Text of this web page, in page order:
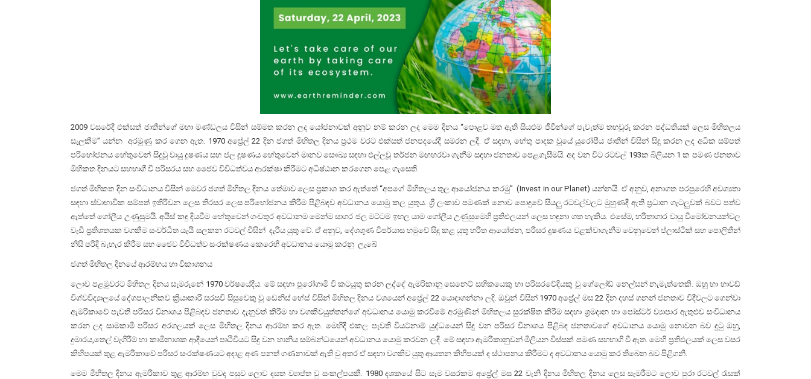
2009 වසරේදී එක්සත් ජාතීන්ගේ මහා මණ්ඩලය විසින් සම්මත කරන ලද යෝජනාවක් අනුව නම් කරන ලද මෙම දිනය “පොළව මත ඇති සියළුම ජීවීන්ගේ පැවැත්ම තහවුරු කරන පද්ධතියක් ලෙස මිහිතලය
සැලකීම” යන්න අරමුණු කර ගෙන ඇත. 1970 අප්‍රේල් 22 දින ජගත් මිහිතල දිනය ප්‍රථම වරට එක්සත් ජනපදයේදී සමරන ලදී. ඒ සඳහා, හේතු පාදක වූයේ යුරෝපීය ජාතීන් විසින් සිදු කරන ලද අධික සම්පත්
පරිභෝජනය හේතුවෙන් සිදුවූ වායු දූෂණය සහ ජල දූෂණය හේතුවෙන් මානව සෞඛ්‍ය සඳහා එල්ලවූ තර්ජන මඟහරවා ගැනීම සඳහා ජනතාව පෙළගැසීමයි. අද වන විට රටවල් 193ක බිලියන 1 ක පමණ ජනතාව
මිහිකත දිනයට සහභාගී වී පරිසරය සහ ජෛව විවිධත්වය ආරක්ෂා කිරීමට අධිෂ්ඨාන කරගෙන පෙළ ගැසෙති.
ජගත් මිහිකත දින සංවිධානය විසින් මෙවර ජගත් මිහිතල දිනය තේමාව ලෙස ප්‍රකාශ කර ඇත්තේ “අපගේ මිහිතලය තුල ආයෝජනය කරමු” (Invest in our Planet) යන්නයි. ඒ අනුව, අනාගත පරපුරෙහි අවශ්‍යතා
සඳහා ස්වාභාවික සම්පත් ඉතිරිවන ලෙස තිරසර ලෙස පරිභෝජනය කිරීම පිළිබඳව අවධානය යොමු කල යුතුය. ශ්‍රී ලංකාව පමණක් නොව පොදුවේ සියලු රටවල්වලට මුහුණදී ඇති ප්‍රධාන ගැටලුවක් බවට පත්ව
ඇත්තේ ගෝලීය උණුසුමයි. අයිස් කඳු දියවීම හේතුවෙන් ගංවතුර අවධානම මෙන්ම සාගර ජල මට්ටම ඉහල යාම ගෝලීය උණුසුමෙහි ප්‍රතිඵලයන් ලෙස හඳුනා ගත හැකිය. එසේම, හරිතාගාර වායු විමෝචනයන්වල
වැඩි ප්‍රතිශතයක වගකීම සංවර්ධිත යැයි සලකන රටවල් විසින් දැරිය යුතු වේ. ඒ අනුව, දේශගුණ විපර්යාස හමුවේ සිදු කළ යුතු හරිත ආයෝජන, පරිසර දූෂණය වළක්වාගැනීම වෙනුවෙන් ප්ලාස්ටික් සහ පොලිතීන්
නිසි පරිදි බැහැර කිරීම සහ ජෛව විවිධත්ව සංරක්ෂණය කෙරෙහි අවධානය යොමු කරනු ලැබේ
ජගත් මිහිතල දිනයේ ආරම්භය හා විකාශනය
ලොව පළමුවරට මිහිතල දිනය සැමරුනේ 1970 වර්ෂයේදීය. මේ සඳහා පුරෝගාමී වී කටයුතු කරන ලද්දේ ඇමරිකානු සෙනෙට් සභිකයෙකු හා පරිසරවේදියකු වු ගේලෝඩ් නෙල්සන් නැමැත්තෙකි. ඔහු හා හාවඩ්
විශ්වවිද්‍යාලයේ දේශපාලනිකව ක්‍රියාකාරී සරසවි සිසුවෙකු වූ ඩෙනිස් හේස් විසින් මිහිතල දිනය වශයෙන් අප්‍රේල් 22 යොදාගන්නා ලදි. ඔවුන් විසින් 1970 අප්‍රේල් මස 22 දින දහස් ගනන් ජනතාව විදීවලට ගෙන්වා
ඇමරිකාවේ පැවති පරිසර විනාශය පිළිබඳව ජනතාව දැනුවත් කිරීම හා වගකිවයුත්තන්ගේ අවධානය යොමු කරවීමේ අරමුණින් මිහිතලය සුරක්ෂිත කිරීම සඳහා ශ්‍රමදාන හා පෝස්ටර් ව්‍යාපාර ඇතුළුව සංවිධානය
කරන ලද සාමකාමී පරිසර අරගලයක් ලෙස මිහිතල දිනය ආරම්භ කර ඇත. මෙහිදී එකල පැවති වියට්නාම් යුද්ධයෙන් සිදු වන පරිසර විනාශය පිළිබඳ ජනතාවගේ අවධානය යොමු නොවන බව දුටු ඔහු,
දුමාරය,තෙල් වැගිරීම් හා කෘමිනාශක ආදීයෙන් පෘථීවියට සිදු වන හානිය සම්බන්ධයෙන් අවධානය යොමු කරවන ලදී. මේ සඳහා ඇමරිකානුවන් මිලියන විස්සක් පමණ සහභාගි වී ඇත. මෙහි ප්‍රතිඵලයක් ලෙස වසර
කිහිපයක් තුළ ඇමරිකාවේ පරිසර සංරක්ෂණයට අදාළ අණ පනත් ගණනාවක් ඇති වු අතර ඒ සඳහා වගකිව යුතු ආයතන කිහිපයක් ද ස්ථාපනය කිරීමට ද අවධානය යොමු කර තිබෙන බව පිළිගනී.
මෙම මිහිතල දිනය ඇමරිකාව තුළ ආරම්භ වුවද පසුව ලොව දසත ව්‍යාප්ත වු සංකල්පයකී. 1980 දශකයේ සිට සෑම වසරකම අප්‍රේල් මස 22 වැනි දිනය මිහිතල දිනය ලෙස සැමරීමට ලොව පුරා රටවල් රැසක්